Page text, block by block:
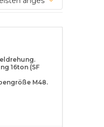
16ton (SF
M48.